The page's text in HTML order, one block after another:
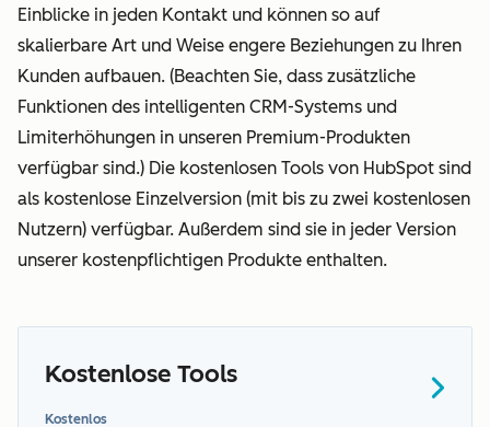
Einblicke in jeden Kontakt und können so auf
skalierbare Art und Weise engere Beziehungen zu Ihren
Kunden aufbauen. (Beachten Sie, dass zusätzliche
Funktionen des intelligenten CRM-Systems und
Limiterhöhungen in unseren Premium-Produkten
verfügbar sind.) Die kostenlosen Tools von HubSpot sind
als kostenlose Einzelversion (mit bis zu zwei kostenlosen
Nutzern) verfügbar. Außerdem sind sie in jeder Version
unserer kostenpflichtigen Produkte enthalten.
Kostenlose Tools
Kostenlos